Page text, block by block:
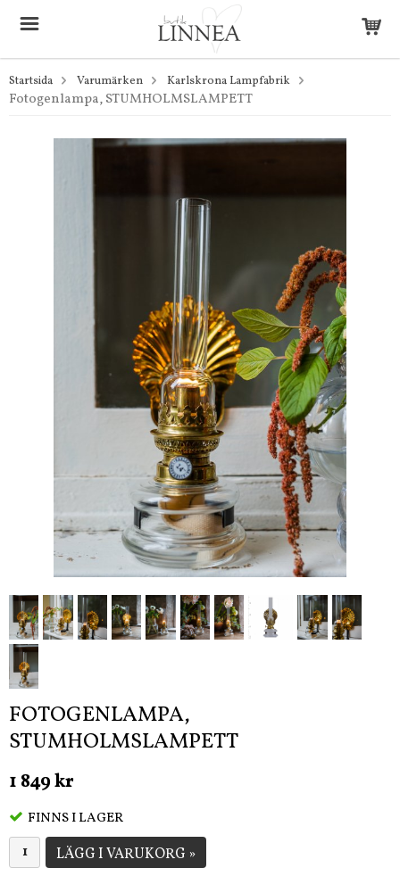
Startsida Varumärken Karlskrona Lampfabrik
Fotogenlampa, STUMHOLMSLAMPETT
FOTOGENLAMPA,
STUMHOLMSLAMPETT
1 849 kr
FINNS I LAGER
LÄGG I VARUKORG »